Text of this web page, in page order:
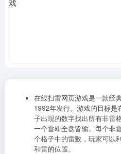
在线扫雷网页游戏是一款经
1992年发行。游戏的目标
子出现的数字找出所有非雷
一个雷即全盘皆输。每个非
个格子中的雷数，玩家可以
和雷的位置。